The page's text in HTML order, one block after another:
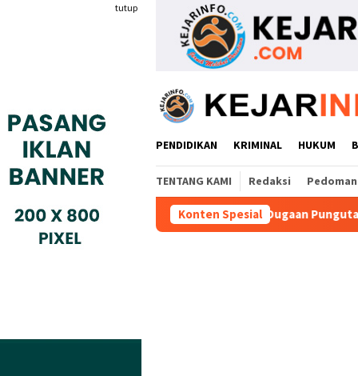
tutup
PENDIDIKAN KRIMINAL HUKUM
TENTANG KAMI Redaksi
Konten Spesial
Buaran Bambu Atas Dugaan Pungutan Liar Pengurusan PM 1